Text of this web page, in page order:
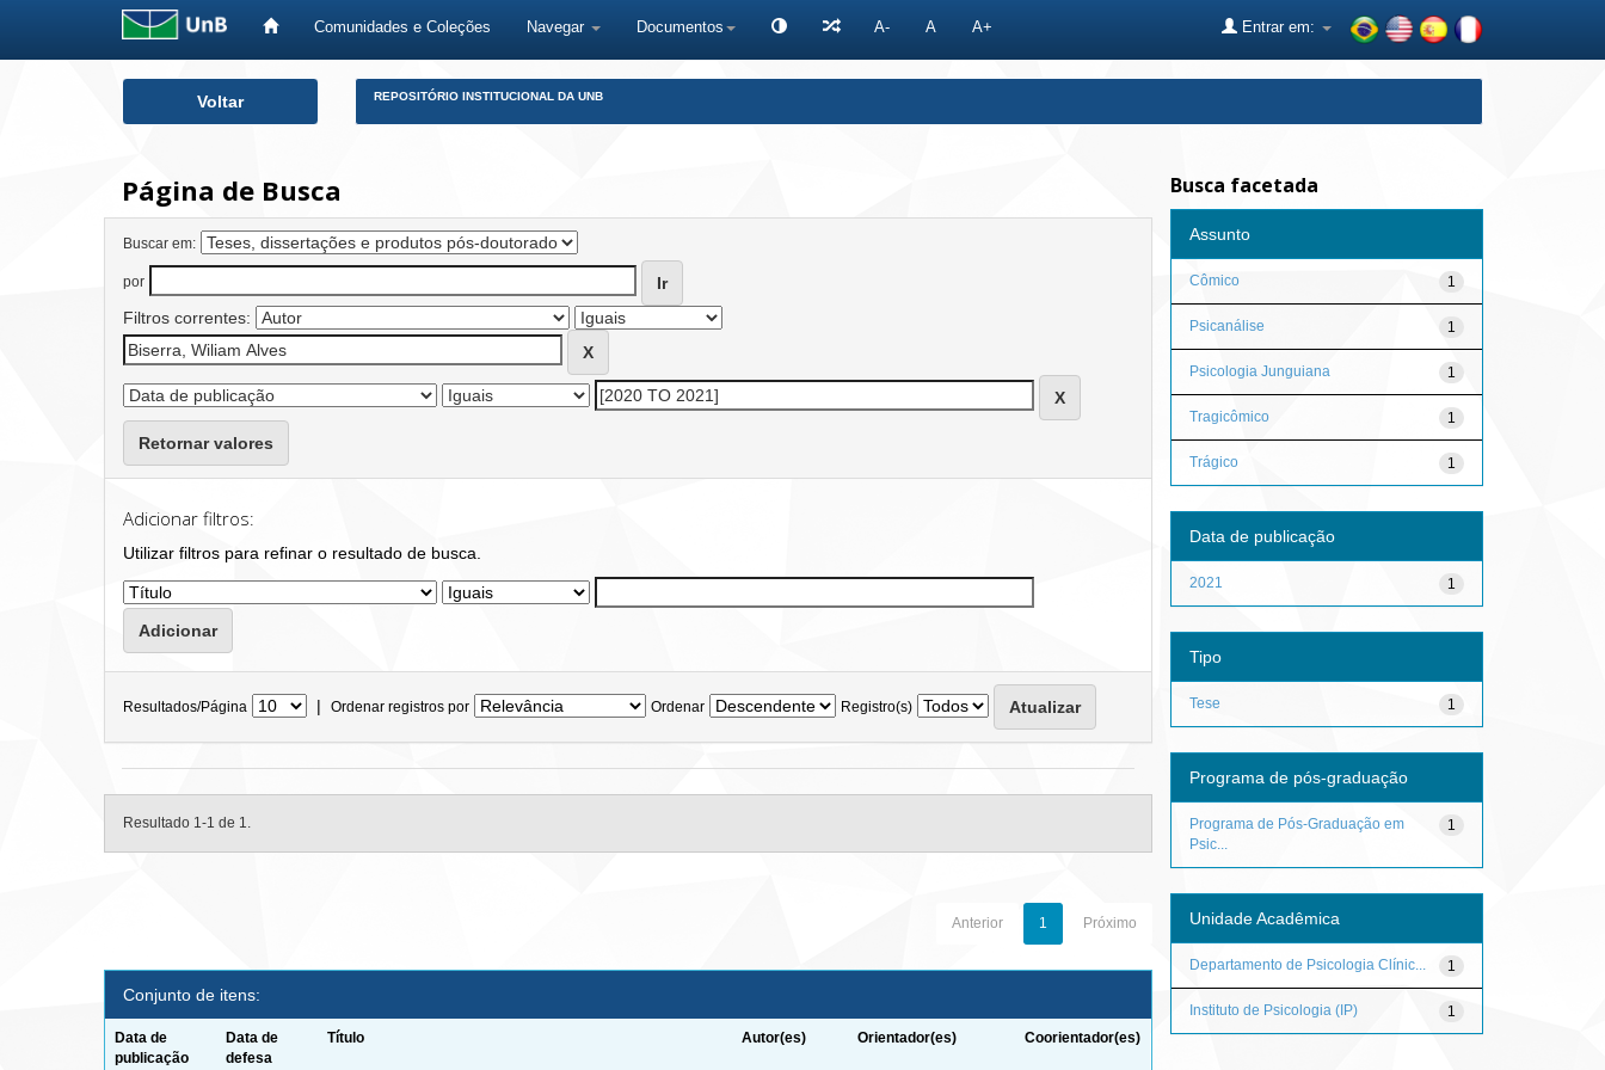
Comunidades e Coleções Navegar Documentos A- A A+ Entrar em:
Voltar REPOSITÓRIO INSTITUCIONAL DA UNB
Página de Busca
Buscar em:
por
Filtros correntes:
Retornar valores
Adicionar filtros:
Utilizar filtros para refinar o resultado de busca.
Resultados/Página | Ordenar registros por Ordenar Registro(s)
Resultado 1-1 de 1.
Anterior 1 Próximo
Conjunto de itens:
Data de
publicação
Data de
defesa
Título Autor(es) Orientador(es) Coorientador(es)
Busca facetada
Assunto
1
Cômico
1
Psicanálise
1
Psicologia Junguiana
1
Tragicômico
1
Trágico
Data de publicação
1
2021
Tipo
1
Tese
Programa de pós-graduação
1
Programa de Pós-Graduação em
Psic...
Unidade Acadêmica
1
Departamento de Psicologia Clínic...
1
Instituto de Psicologia (IP)